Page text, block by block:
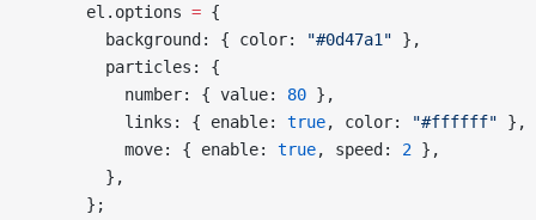
      el.options
= {
        background: { color:
"#0d47a1" },
        particles: {
          number: { value:
80 },
          links: { enable:
true, color: "#ffffff" },
          move: { enable:
true, speed: 2 },
        },
      };